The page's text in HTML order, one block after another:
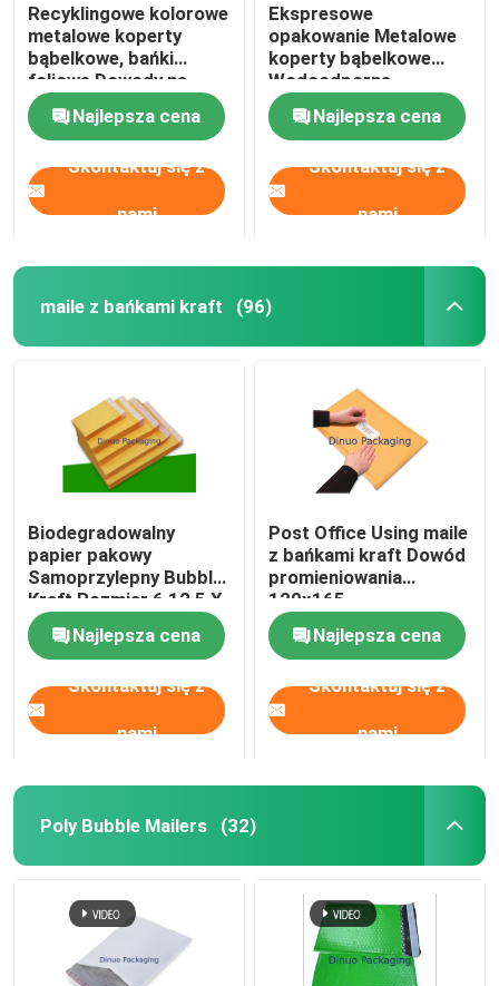
Recyklingowe kolorowe
metalowe koperty
bąbelkowe, bańki
foliowe Dowody na
wilgoć
Najlepsza cena
Skontaktuj się z
nami
Ekspresowe
opakowanie Metalowe
koperty bąbelkowe
Wodoodporne
niestandardowe logo
Najlepsza cena
Skontaktuj się z
nami
maile z bańkami kraft (96)
Biodegradowalny
papier pakowy
Samoprzylepny Bubble
Kraft Rozmiar 6 12,5 X
19 Do wysyłki
Najlepsza cena
Skontaktuj się z
nami
Post Office Using maile
z bańkami kraft Dowód
promieniowania
120x165
Wielofunkcyjny
Najlepsza cena
Skontaktuj się z
nami
Poly Bubble Mailers (32)